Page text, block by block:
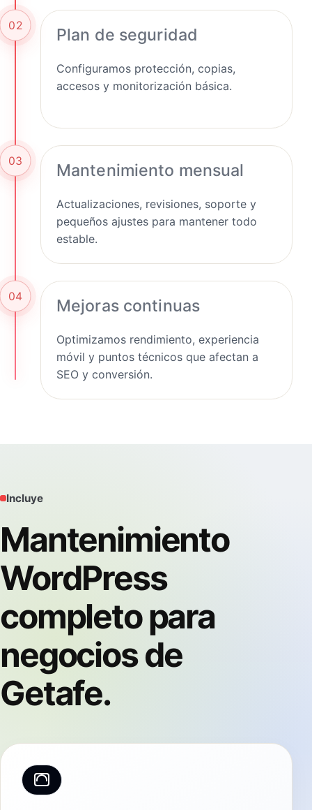
02 Plan de seguridad
Configuramos protección, copias,
accesos y monitorización básica.
03 Mantenimiento mensual
Actualizaciones, revisiones, soporte y
pequeños ajustes para mantener todo
estable.
04 Mejoras continuas
Optimizamos rendimiento, experiencia
móvil y puntos técnicos que afectan a
SEO y conversión.
Incluye
Mantenimiento
WordPress
completo para
negocios de
Getafe.